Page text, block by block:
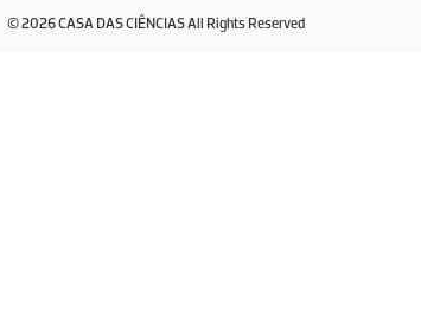
© 2026 CASA DAS CIÊNCIAS All Rights Reserved